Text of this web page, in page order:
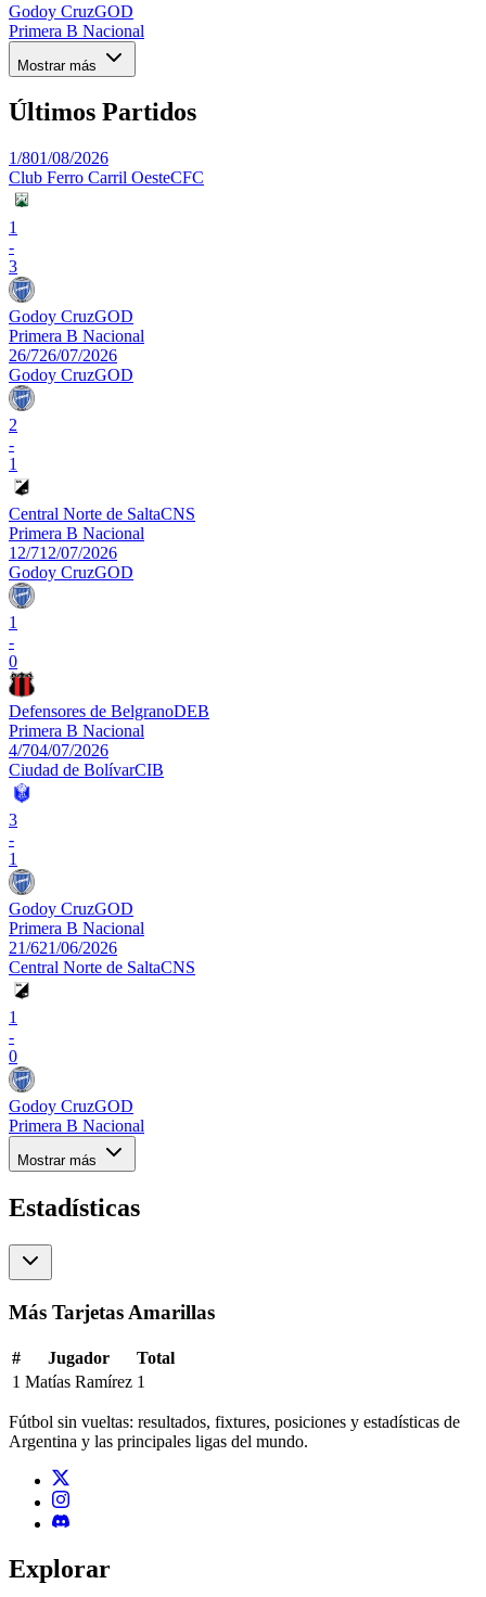
Godoy CruzGOD
Primera B Nacional
Mostrar más
Últimos Partidos
1/801/08/2026
Club Ferro Carril OesteCFC
1
-
3
Godoy CruzGOD
Primera B Nacional
26/726/07/2026
Godoy CruzGOD
2
-
1
Central Norte de SaltaCNS
Primera B Nacional
12/712/07/2026
Godoy CruzGOD
1
-
0
Defensores de BelgranoDEB
Primera B Nacional
4/704/07/2026
Ciudad de BolívarCIB
3
-
1
Godoy CruzGOD
Primera B Nacional
21/621/06/2026
Central Norte de SaltaCNS
1
-
0
Godoy CruzGOD
Primera B Nacional
Mostrar más
Estadísticas
Más Tarjetas Amarillas
# Jugador
Total
1 Matías Ramírez 1
Fútbol sin vueltas: resultados, fixtures, posiciones y estadísticas de
Argentina y las principales ligas del mundo.
Explorar